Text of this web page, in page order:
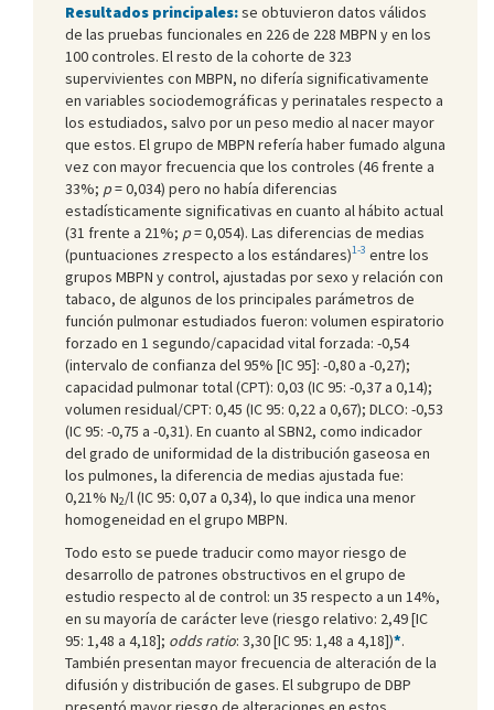
Resultados principales:se obtuvieron datos válidos
de las pruebas funcionales en 226 de 228 MBPN y en los
100 controles. El resto de la cohorte de 323
supervivientes con MBPN, no difería significativamente
en variables sociodemográficas y perinatales respecto a
los estudiados, salvo por un peso medio al nacer mayor
que estos. El grupo de MBPN refería haber fumado alguna
vez con mayor frecuencia que los controles (46 frente a
33%; p= 0,034) pero no había diferencias
estadísticamente significativas en cuanto al hábito actual
(31 frente a 21%; p= 0,054). Las diferencias de medias
(puntuaciones zrespecto a los estándares)1-3 entre los
grupos MBPN y control, ajustadas por sexo y relación con
tabaco, de algunos de los principales parámetros de
función pulmonar estudiados fueron: volumen espiratorio
forzado en 1 segundo/capacidad vital forzada: -0,54
(intervalo de confianza del 95% [IC 95]: -0,80 a -0,27);
capacidad pulmonar total (CPT): 0,03 (IC 95: -0,37 a 0,14);
volumen residual/CPT: 0,45 (IC 95: 0,22 a 0,67); DLCO: -0,53
(IC 95: -0,75 a -0,31). En cuanto al SBN2, como indicador
del grado de uniformidad de la distribución gaseosa en
los pulmones, la diferencia de medias ajustada fue:
0,21% N2/l (IC 95: 0,07 a 0,34), lo que indica una menor
homogeneidad en el grupo MBPN.
Todo esto se puede traducir como mayor riesgo de
desarrollo de patrones obstructivos en el grupo de
estudio respecto al de control: un 35 respecto a un 14%,
en su mayoría de carácter leve (riesgo relativo: 2,49 [IC
95: 1,48 a 4,18]; odds ratio: 3,30 [IC 95: 1,48 a 4,18])*.
También presentan mayor frecuencia de alteración de la
difusión y distribución de gases. El subgrupo de DBP